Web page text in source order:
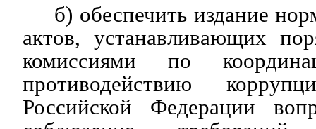
б) обеспечить издание
актов, устанавливающих
комиссиями по
противодействию
Российской Федерации